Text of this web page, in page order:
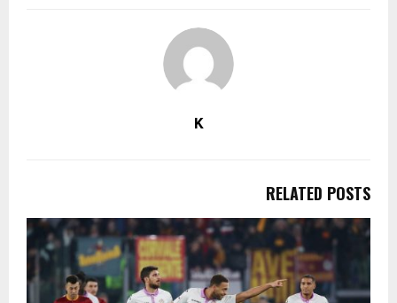
K
RELATED POSTS